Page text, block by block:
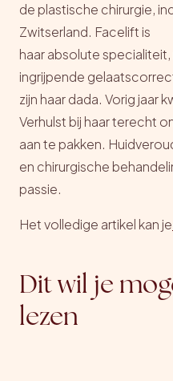
de plastische chirurgie,
Zwitserland. Facelift is
haar absolute
ingrijpende
zijn haar dada. Vorig jaar
Verhulst bij haar terecht
aan te pakken.
en chirurgische
passie.
Het volledige artikel kan je
Dit wil je
lezen